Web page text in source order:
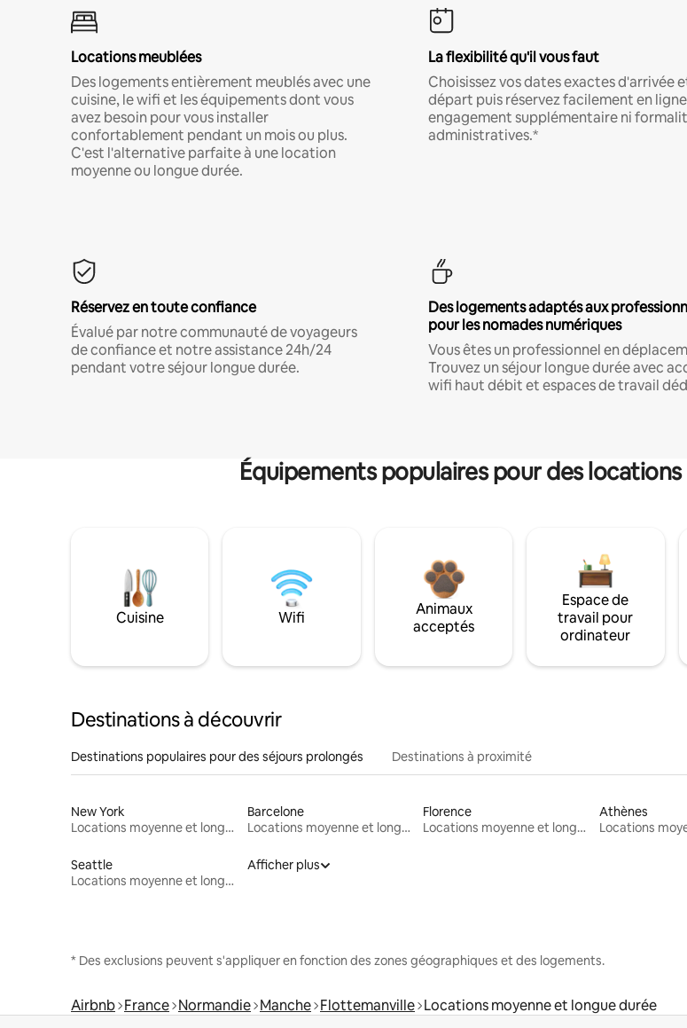
Locations meublées
Des logements entièrement meublés avec une
cuisine, le wifi et les équipements dont vous
avez besoin pour vous installer
confortablement pendant un mois ou plus.
C'est l'alternative parfaite à une location
moyenne ou longue durée.
La flexibilité qu'il vous faut
Choisissez vos dates exactes d'arrivée
départ puis réservez facilement en
engagement supplémentaire ni
administratives.*
Réservez en toute confiance
Évalué par notre communauté de voyageurs
de confiance et notre assistance 24h/24
pendant votre séjour longue durée.
Des logements adaptés aux
pour les nomades numériques
Vous êtes un professionnel en
Trouvez un séjour longue durée avec
wifi haut débit et espaces de travail
Équipements populaires pour des
Cuisine Wifi
Animaux
acceptés
Espace de
travail pour
ordinateur
Destinations à découvrir
Destinations populaires pour des séjours prolongés Destinations à proximité
New York
Locations moyenne et longue durée
Barcelone
Locations moyenne et longue durée
Florence
Locations moyenne et longue durée
Athènes
Seattle
Locations moyenne et longue durée
Afficher plus
* Des exclusions peuvent s'appliquer en fonction des zones géographiques et des logements.
Airbnb France Normandie Manche Flottemanville Locations moyenne et longue durée